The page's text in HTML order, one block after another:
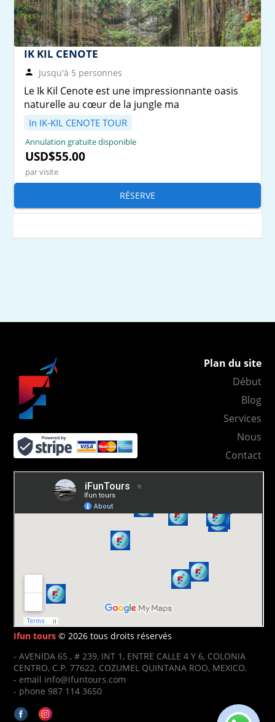
IK KIL CENOTE
Jusqu'à 5 personnes
Le Ik Kil Cenote est une impressionnante oasis
naturelle au cœur de la jungle ma
In IK-KIL CENOTE TOUR
Annulation gratuite disponible
USD$55.00
par visite
RÉSERVE
Plan du site
Début
Blog
Services
Nous
Contact
Ifun tours © 2026 tous droits réservés
- AVENIDA 65 , # 239, INT 1, ENTRE CALLE 4 Y 6, COLONIA
CENTRO, C.P. 77622, COZUMEL QUINTANA ROO, MEXICO.
- email info@ifuntours.com
- phone 987 114 3650